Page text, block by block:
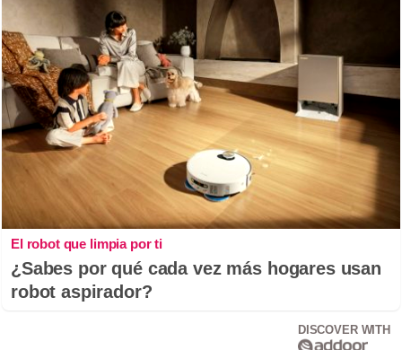
El robot que limpia por ti
¿Sabes por qué cada vez más hogares usan
robot aspirador?
DISCOVER WITH